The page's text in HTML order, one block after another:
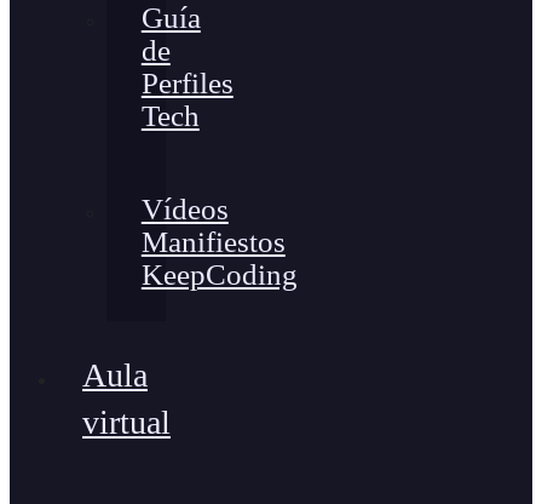
Guía
de
Perfiles
Tech
Vídeos
Manifiestos
KeepCoding
Aula
virtual